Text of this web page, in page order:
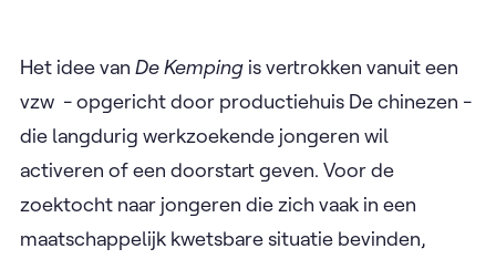
Het idee van De Kemping is vertrokken vanuit een
vzw - opgericht door productiehuis De chinezen -
die langdurig werkzoekende jongeren wil
activeren of een doorstart geven. Voor de
zoektocht naar jongeren die zich vaak in een
maatschappelijk kwetsbare situatie bevinden,